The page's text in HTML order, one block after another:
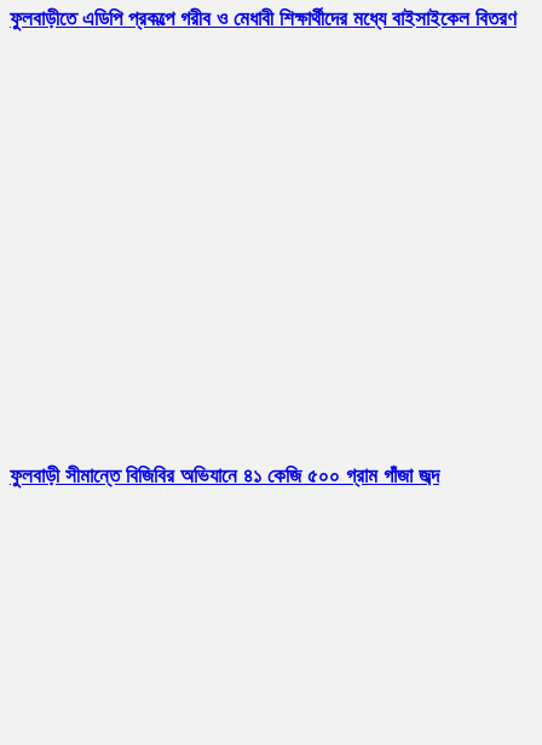
ফুলবাড়ীতে এডিপি প্রকল্পে গরীব ও মেধাবী শিক্ষার্থীদের মধ্যে বাইসাইকেল বিতরণ
ফুলবাড়ী সীমান্তে বিজিবির অভিযানে ৪১ কেজি ৫০০ গ্রাম গাঁজা জব্দ